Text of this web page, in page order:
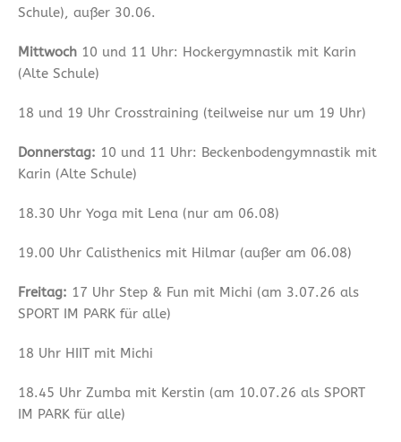
Schule), außer 30.06.
Mittwoch 10 und 11 Uhr: Hockergymnastik mit Karin
(Alte Schule)
18 und 19 Uhr Crosstraining (teilweise nur um 19 Uhr)
Donnerstag: 10 und 11 Uhr: Beckenbodengymnastik mit
Karin (Alte Schule)
18.30 Uhr Yoga mit Lena (nur am 06.08)
19.00 Uhr Calisthenics mit Hilmar (außer am 06.08)
Freitag: 17 Uhr Step & Fun mit Michi (am 3.07.26 als
SPORT IM PARK für alle)
18 Uhr HIIT mit Michi
18.45 Uhr Zumba mit Kerstin (am 10.07.26 als SPORT
IM PARK für alle)